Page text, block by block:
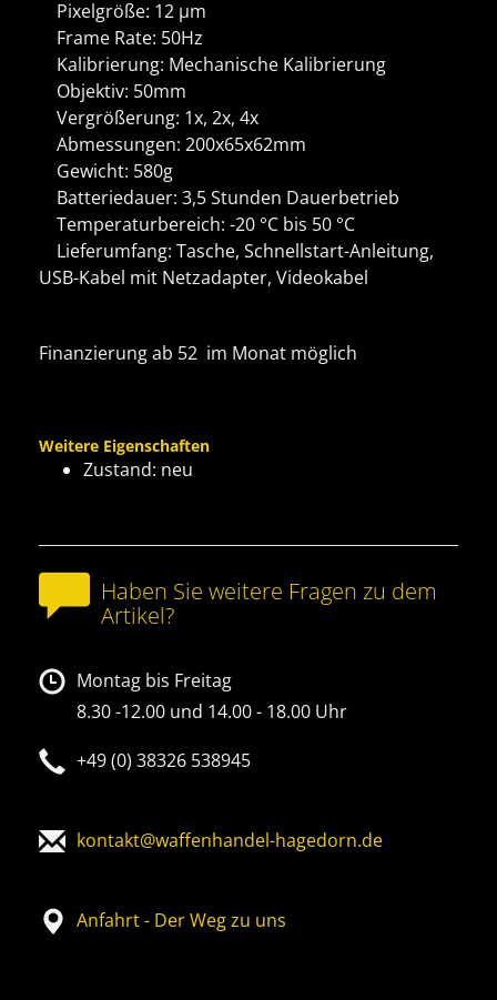
Pixelgröße: 12 µm
Frame Rate: 50Hz
Kalibrierung: Mechanische Kalibrierung
Objektiv: 50mm
Vergrößerung: 1x, 2x, 4x
Abmessungen: 200x65x62mm
Gewicht: 580g
Batteriedauer: 3,5 Stunden Dauerbetrieb
Temperaturbereich: -20 °C bis 50 °C
Lieferumfang: Tasche, Schnellstart-Anleitung,
USB-Kabel mit Netzadapter, Videokabel
Finanzierung ab 52  im Monat möglich
Weitere Eigenschaften
Zustand: neu
Haben Sie weitere Fragen zu dem
Artikel?
Montag bis Freitag
8.30 -12.00 und 14.00 - 18.00 Uhr
+49 (0) 38326 538945
kontakt@waffenhandel-hagedorn.de
Anfahrt - Der Weg zu uns